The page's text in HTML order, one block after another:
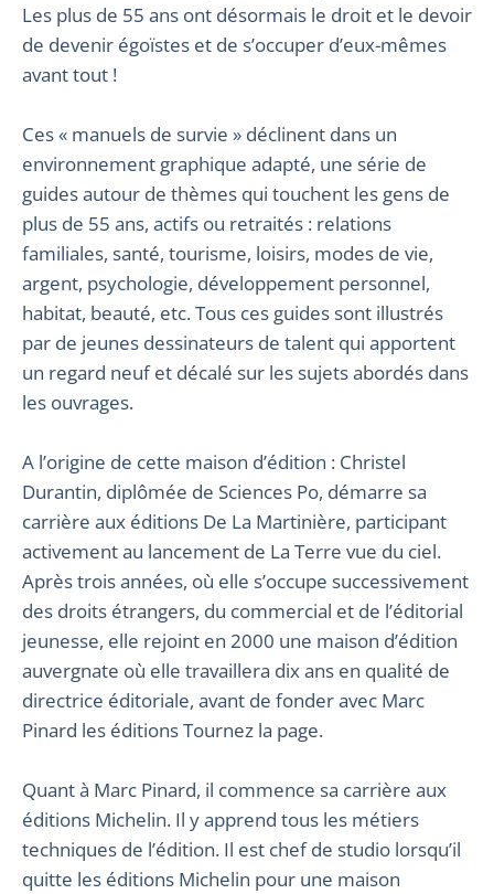
Les plus de 55 ans ont désormais le droit et le devoir
de devenir égoïstes et de s’occuper d’eux-mêmes
avant tout !
Ces « manuels de survie » déclinent dans un
environnement graphique adapté, une série de
guides autour de thèmes qui touchent les gens de
plus de 55 ans, actifs ou retraités : relations
familiales, santé, tourisme, loisirs, modes de vie,
argent, psychologie, développement personnel,
habitat, beauté, etc. Tous ces guides sont illustrés
par de jeunes dessinateurs de talent qui apportent
un regard neuf et décalé sur les sujets abordés dans
les ouvrages.
A l’origine de cette maison d’édition : Christel
Durantin, diplômée de Sciences Po, démarre sa
carrière aux éditions De La Martinière, participant
activement au lancement de La Terre vue du ciel.
Après trois années, où elle s’occupe successivement
des droits étrangers, du commercial et de l’éditorial
jeunesse, elle rejoint en 2000 une maison d’édition
auvergnate où elle travaillera dix ans en qualité de
directrice éditoriale, avant de fonder avec Marc
Pinard les éditions Tournez la page.
Quant à Marc Pinard, il commence sa carrière aux
éditions Michelin. Il y apprend tous les métiers
techniques de l’édition. Il est chef de studio lorsqu’il
quitte les éditions Michelin pour une maison